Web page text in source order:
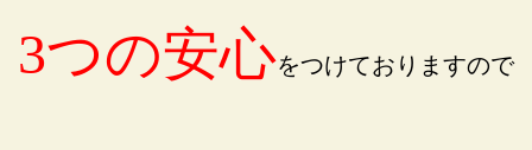
3つの安心をつけておりますので